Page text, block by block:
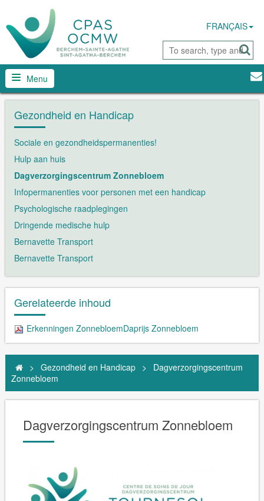
FRANÇAIS
Menu
Gezondheid en Handicap
Sociale en gezondheidspermanenties!
Hulp aan huis
Dagverzorgingscentrum Zonnebloem
Infopermanenties voor personen met een handicap
Psychologische raadplegingen
Dringende medische hulp
Bernavette Transport
Bernavette Transport
Gerelateerde inhoud
Erkenningen ZonnebloemDaprijs Zonnebloem
> Gezondheid en Handicap >
Dagverzorgingscentrum
Zonnebloem
Dagverzorgingscentrum Zonnebloem